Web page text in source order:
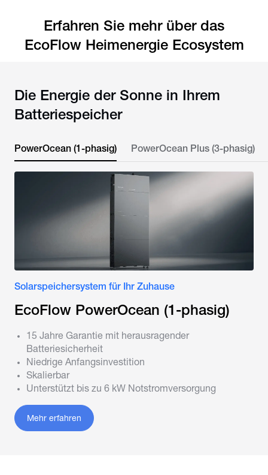
Erfahren Sie mehr über das
EcoFlow Heimenergie Ecosystem
Die Energie der Sonne in Ihrem
Batteriespeicher
PowerOcean (1-phasig) PowerOcean Plus (3-phasig)
Solarspeichersystem für Ihr Zuhause
EcoFlow PowerOcean (1-phasig)
15 Jahre Garantie mit herausragender
Batteriesicherheit
Niedrige Anfangsinvestition
Skalierbar
Unterstützt bis zu 6 kW Notstromversorgung
Mehr erfahren